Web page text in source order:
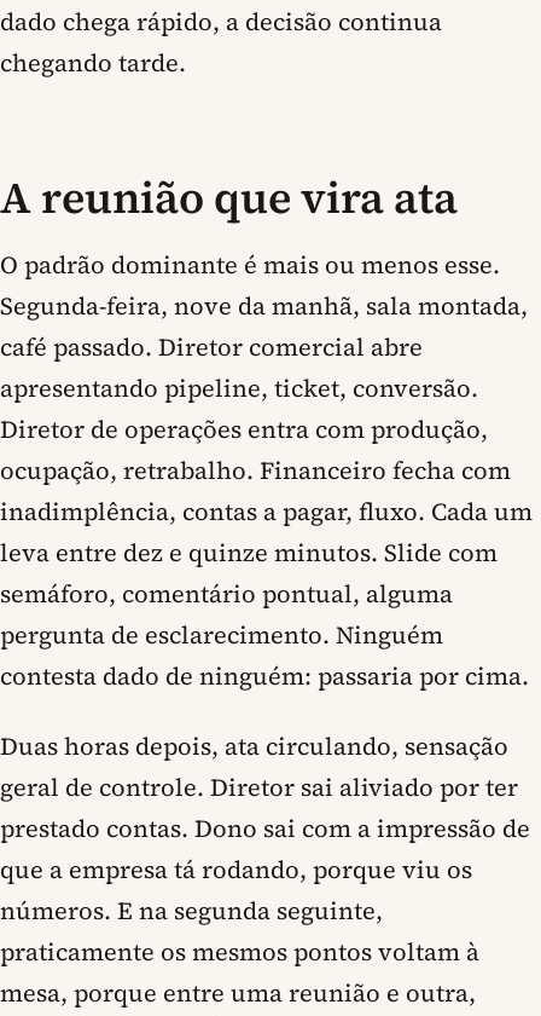
dado chega rápido, a decisão continua
chegando tarde.
A reunião que vira ata
O padrão dominante é mais ou menos esse.
Segunda-feira, nove da manhã, sala montada,
café passado. Diretor comercial abre
apresentando pipeline, ticket, conversão.
Diretor de operações entra com produção,
ocupação, retrabalho. Financeiro fecha com
inadimplência, contas a pagar, fluxo. Cada um
leva entre dez e quinze minutos. Slide com
semáforo, comentário pontual, alguma
pergunta de esclarecimento. Ninguém
contesta dado de ninguém: passaria por cima.
Duas horas depois, ata circulando, sensação
geral de controle. Diretor sai aliviado por ter
prestado contas. Dono sai com a impressão de
que a empresa tá rodando, porque viu os
números. E na segunda seguinte,
praticamente os mesmos pontos voltam à
mesa, porque entre uma reunião e outra,